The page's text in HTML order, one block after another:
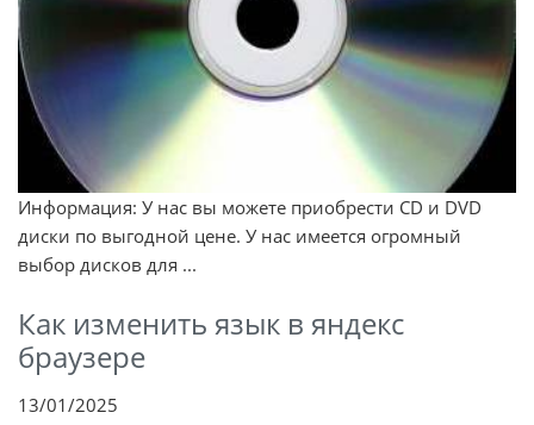
Информация: У нас вы можете приобрести CD и DVD
диски по выгодной цене. У нас имеется огромный
выбор дисков для ...
Как изменить язык в яндекс
браузере
13/01/2025